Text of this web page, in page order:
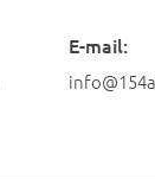
E-mail: